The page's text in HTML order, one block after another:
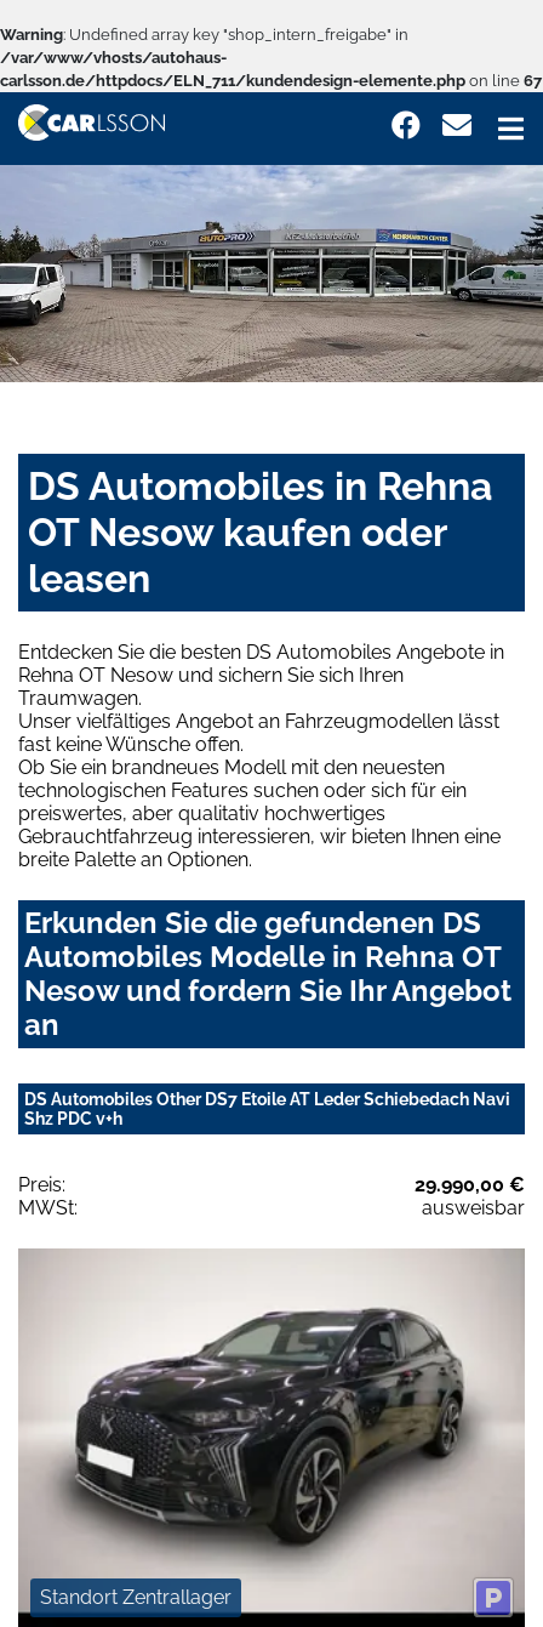
Warning: Undefined array key "shop_intern_freigabe" in
/var/www/vhosts/autohaus-
carlsson.de/httpdocs/ELN_711/kundendesign-elemente.php on line 67
DS Automobiles in Rehna
OT Nesow kaufen oder
leasen
Entdecken Sie die besten DS Automobiles Angebote in
Rehna OT Nesow und sichern Sie sich Ihren
Traumwagen.
Unser vielfältiges Angebot an Fahrzeugmodellen lässt
fast keine Wünsche offen.
Ob Sie ein brandneues Modell mit den neuesten
technologischen Features suchen oder sich für ein
preiswertes, aber qualitativ hochwertiges
Gebrauchtfahrzeug interessieren, wir bieten Ihnen eine
breite Palette an Optionen.
Erkunden Sie die gefundenen DS
Automobiles Modelle in Rehna OT
Nesow und fordern Sie Ihr Angebot
an
DS Automobiles Other DS7 Etoile AT Leder Schiebedach Navi
Shz PDC v+h
Preis:
29.990,00 €
MWSt:
ausweisbar
Standort Zentrallager